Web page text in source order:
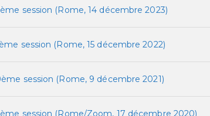
session (Rome, 14 décembre 2023)
session (Rome, 15 décembre 2022)
session (Rome, 9 décembre 2021)
session (Rome/Zoom, 17 décembre 2020)